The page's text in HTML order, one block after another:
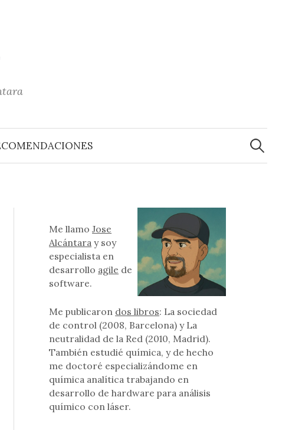
Buscar:
Me llamoJose
Alcántara y soy
especialista en
desarrollo agile de
software.
Me publicaron dos libros: La sociedad
de control (2008, Barcelona) y La
neutralidad de la Red (2010, Madrid).
También estudié química, y de hecho
me doctoré especializándome en
química analítica trabajando en
desarrollo de hardware para análisis
químico con láser.